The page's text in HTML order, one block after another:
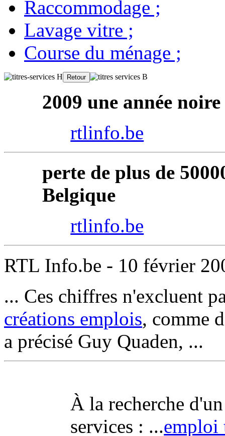
Raccommodage ;
Lavage vitre ;
Course du ménage ;
2009 une année
rtlinfo.be
perte de plus de
Belgique
rtlinfo.be
RTL Info.be - 10 février
... Ces chiffres n'excluent
créations emplois, comme
a précisé Guy Quaden, ...
À la recherche
services : ...emploi